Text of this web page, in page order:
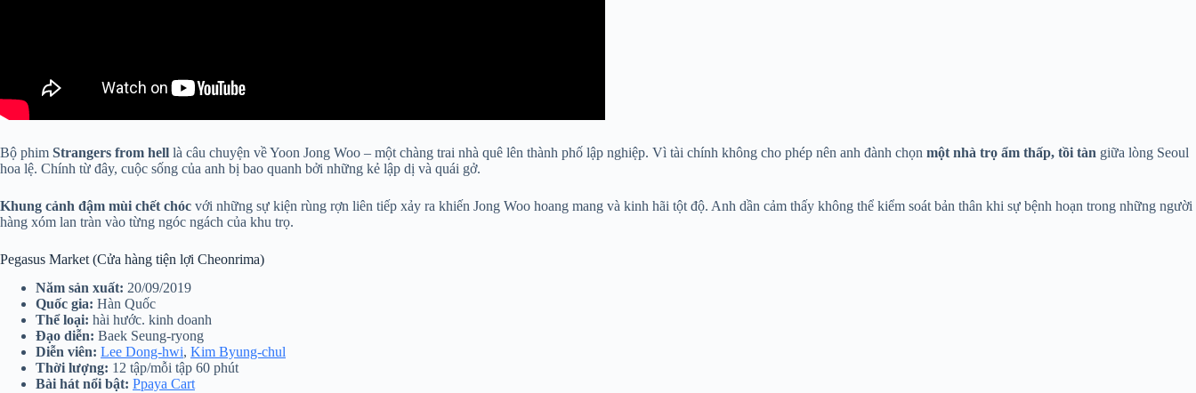
Bộ phim Strangers from hell là câu chuyện về Yoon Jong Woo – một chàng trai nhà quê lên thành phố lập nghiệp. Vì tài chính không cho phép nên anh đành chọn một nhà trọ ẩm thấp, tồi tàn giữa lòng Seoul
hoa lệ. Chính từ đây, cuộc sống của anh bị bao quanh bởi những kẻ lập dị và quái gở.
Khung cảnh đậm mùi chết chóc với những sự kiện rùng rợn liên tiếp xảy ra khiến Jong Woo hoang mang và kinh hãi tột độ. Anh dần cảm thấy không thể kiểm soát bản thân khi sự bệnh hoạn trong những người
hàng xóm lan tràn vào từng ngóc ngách của khu trọ.
Pegasus Market (Cửa hàng tiện lợi Cheonrima)
Năm sản xuất: 20/09/2019
Quốc gia: Hàn Quốc
Thể loại: hài hước. kinh doanh
Đạo diễn: Baek Seung-ryong
Diễn viên: Lee Dong-hwi, Kim Byung-chul
Thời lượng: 12 tập/mỗi tập 60 phút
Bài hát nổi bật: Ppaya Cart